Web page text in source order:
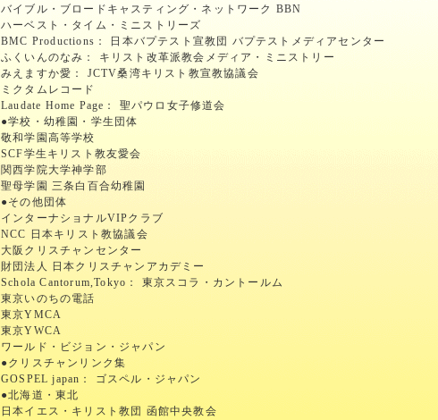
バイブル・ブロードキャスティング・ネットワーク BBN
ハーベスト・タイム・ミニストリーズ
BMC Productions： 日本バプテスト宣教団 バプテストメディアセンター
ふくいんのなみ： キリスト改革派教会メディア・ミニストリー
みえますか愛： JCTV桑湾キリスト教宣教協議会
ミクタムレコード
Laudate Home Page： 聖パウロ女子修道会
●学校・幼稚園・学生団体
敬和学園高等学校
SCF学生キリスト教友愛会
関西学院大学神学部
聖母学園 三条白百合幼稚園
●その他団体
インターナショナルVIPクラブ
NCC 日本キリスト教協議会
大阪クリスチャンセンター
財団法人 日本クリスチャンアカデミー
Schola Cantorum,Tokyo： 東京スコラ・カントールム
東京いのちの電話
東京YMCA
東京YWCA
ワールド・ビジョン・ジャパン
●クリスチャンリンク集
GOSPEL japan： ゴスペル・ジャパン
●北海道・東北
日本イエス・キリスト教団 函館中央教会